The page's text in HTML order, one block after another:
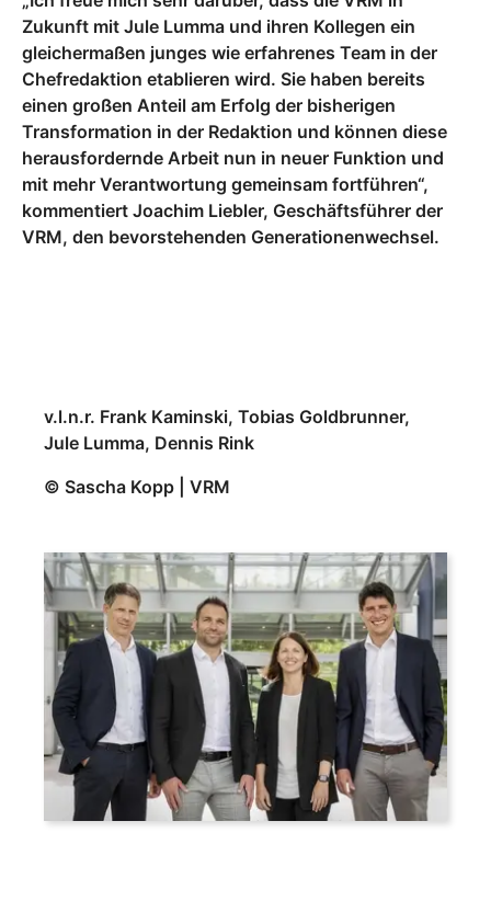
Zukunft mit Jule Lumma und ihren Kollegen ein
gleichermaßen junges wie erfahrenes Team in der
Chefredaktion etablieren wird. Sie haben bereits
einen großen Anteil am Erfolg der bisherigen
Transformation in der Redaktion und können diese
herausfordernde Arbeit nun in neuer Funktion und
mit mehr Verantwortung gemeinsam fortführen“,
kommentiert Joachim Liebler, Geschäftsführer der
VRM, den bevorstehenden Generationenwechsel.
v.l.n.r. Frank Kaminski, Tobias Goldbrunner,
Jule Lumma, Dennis Rink
© Sascha Kopp | VRM